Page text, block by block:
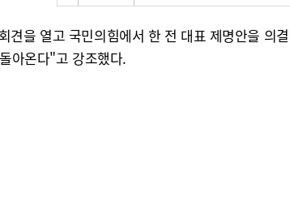
견을 열고 국민의힘에서 한 전 대표 제명안을
아온다"고 강조했다.